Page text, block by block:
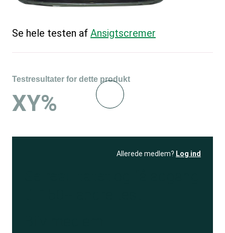
Se hele testen af Ansigtscremer
Testresultater for dette produkt
XY%
Allerede medlem? Log ind